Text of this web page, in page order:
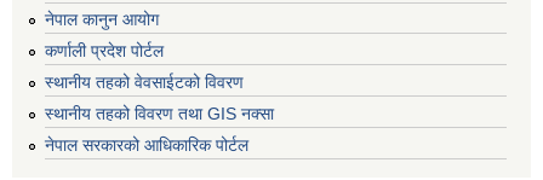
नेपाल कानुन आयोग
कर्णाली प्रदेश पोर्टल
स्थानीय तहको वेवसाईटको विवरण
स्थानीय तहको विवरण तथा GIS नक्सा
नेपाल सरकारको आधिकारिक पोर्टल